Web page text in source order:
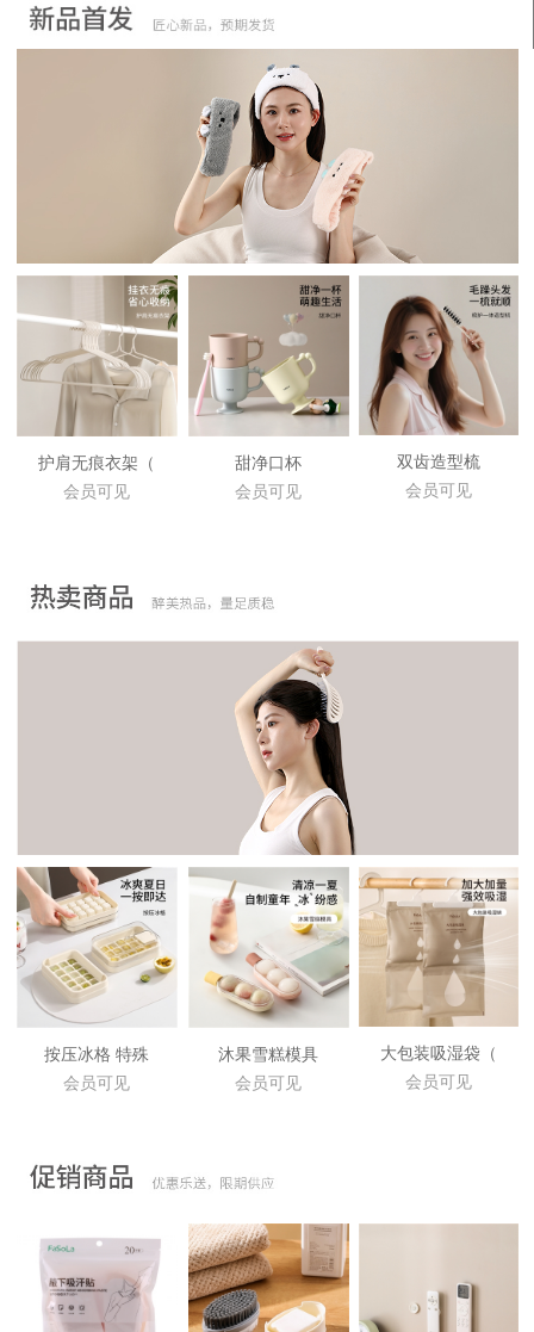
护肩无痕衣架（
会员可见
甜净口杯
会员可见
双齿造型梳
会员可见
按压冰格 特殊
会员可见
沐果雪糕模具
会员可见
大包装吸湿袋（
会员可见